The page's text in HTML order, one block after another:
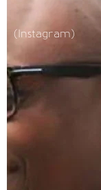
(Instagram)